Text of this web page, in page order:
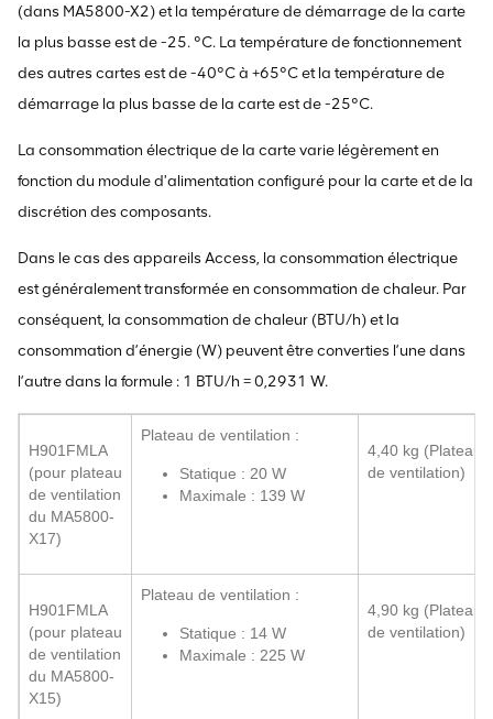
(dans MA5800-X2) et la température de démarrage de la carte
la plus basse est de -25. °C. La température de fonctionnement
des autres cartes est de -40°C à +65°C et la température de
démarrage la plus basse de la carte est de -25°C.
La consommation électrique de la carte varie légèrement en
fonction du module d'alimentation configuré pour la carte et de la
discrétion des composants.
Dans le cas des appareils Access, la consommation électrique
est généralement transformée en consommation de chaleur. Par
conséquent, la consommation de chaleur (BTU/h) et la
consommation d’énergie (W) peuvent être converties l’une dans
l’autre dans la formule : 1 BTU/h = 0,2931 W.
H901FMLA
(pour plateau
de ventilation
du MA5800-
X17)
Plateau de ventilation :
Statique : 20 W
Maximale : 139 W
4,40 kg (Plateau
de ventilation)
H901FMLA
(pour plateau
de ventilation
du MA5800-
X15)
Plateau de ventilation :
Statique : 14 W
Maximale : 225 W
4,90 kg (Plateau
de ventilation)